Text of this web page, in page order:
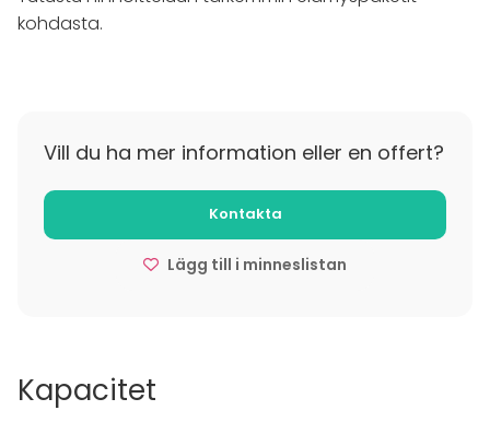
järjestää maanantaista lauantaihin, hinta sisältää
alkujuoman, 2 cocktailia koululaisten itse tekeminä,
kohdasta.
Vill du ha mer information eller en offert?
Kontakta
Lägg till i minneslistan
Kapacitet